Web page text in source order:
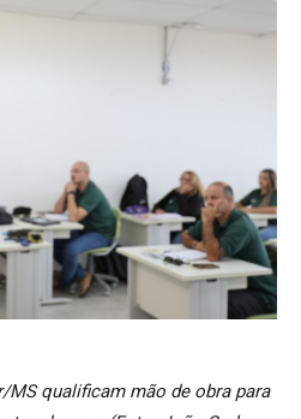
qualificam mão de obra para